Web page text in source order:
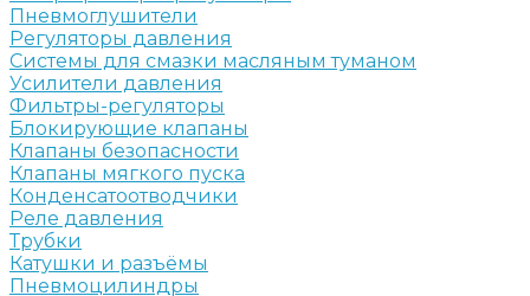
Пневмоглушители
Регуляторы давления
Системы для смазки масляным туманом
Усилители давления
Фильтры-регуляторы
Блокирующие клапаны
Клапаны безопасности
Клапаны мягкого пуска
Конденсатоотводчики
Реле давления
Трубки
Катушки и разъёмы
Пневмоцилиндры